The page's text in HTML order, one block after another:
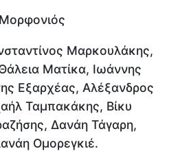
Μαρκουλάκης,
Ματίκα, Ιωάννης
Εξαρχέας, Αλέξανδρος
Ταμπακάκης, Βίκυ
Δανάη Τάγαρη,
Ομορεγκιέ.